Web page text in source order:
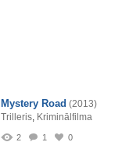
Mystery Road (2013)
Trilleris, Kriminālfilma
2 1 0